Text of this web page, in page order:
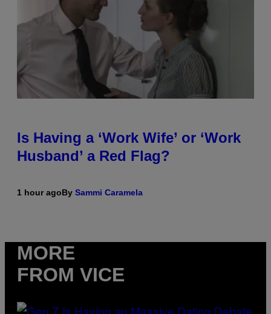
Is Having a ‘Work Wife’ or ‘Work
Husband’ a Red Flag?
1 hour agoBy Sammi Caramela
MORE
FROM VICE